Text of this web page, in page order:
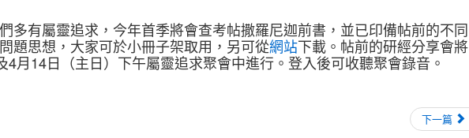
多有屬靈追求，今年首季將會查考帖撒羅尼迦前書，並已印備帖前的不同
題思想，大家可於小冊子架取用，另可從網站下載。帖前的研經分享會將
4月14日（主日）下午屬靈追求聚會中進行。登入後可收聽聚會錄音。
下一篇